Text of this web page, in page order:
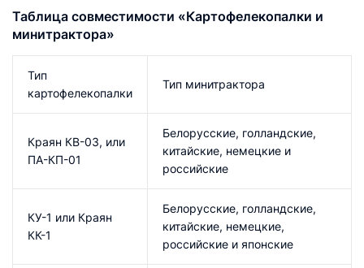
Таблица совместимости «Картофелекопалки и
минитрактора»
Тип
картофелекопалки
Тип минитрактора
Краян КВ-03, или
ПА-КП-01
Белорусские, голландские,
китайские, немецкие и
российские
КУ-1 или Краян
КК-1
Белорусские, голландские,
китайские, немецкие,
российские и японские